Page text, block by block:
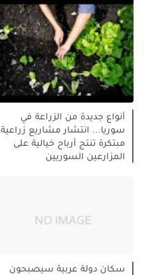
أنواع جديدة من الزراعة في
سوريا... انتشار مشاريع زراعية
مبتكرة تنتج أرباح خيالية على
المزارعين السوريين
سكان دولة عربية سيصبحون